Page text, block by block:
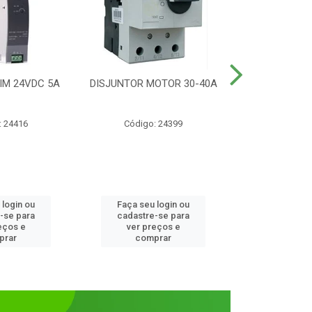
24VDC 5A
24416
login ou
se para
e
DISJUNTOR MOTOR 30-40A
Código: 24399
Faça seu login ou
cadastre-se para
ver preços e
comprar